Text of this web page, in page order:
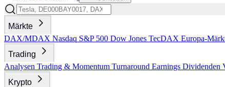
Märkte
DAX/MDAX Nasdaq S&P 500 Dow Jones TecDAX Europa-
Trading
Analysen Trading & Momentum Turnaround Earnings Dividenden
Krypto